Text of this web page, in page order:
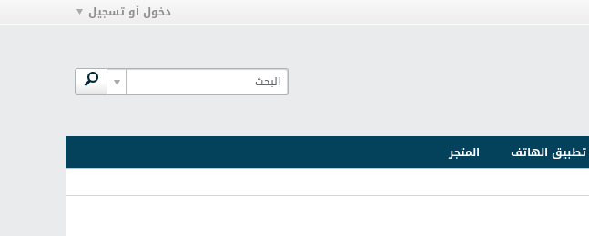
دخول أو تسجيل
تطبيق الهاتف
المتجر